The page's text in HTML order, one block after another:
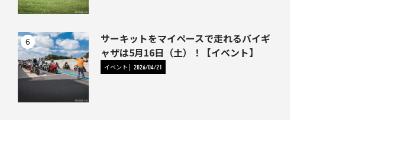
サーキットをマイペースで走れるバイギ
ャザは5月16日（土）！【イベント】
イベント 2026/04/21